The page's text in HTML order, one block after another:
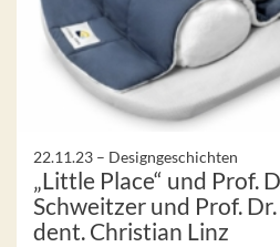
22.11.23 – Designgeschichten
„Little Place“ und Prof.
Schweitzer und Prof. Dr.
dent. Christian Linz